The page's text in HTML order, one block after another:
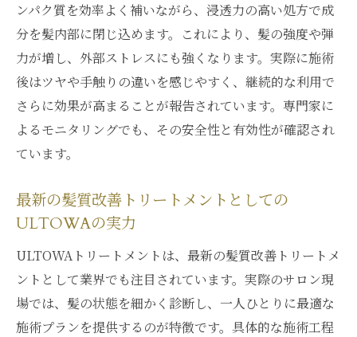
ンパク質を効率よく補いながら、浸透力の高い処方で成
分を髪内部に閉じ込めます。これにより、髪の強度や弾
力が増し、外部ストレスにも強くなります。実際に施術
後はツヤや手触りの違いを感じやすく、継続的な利用で
さらに効果が高まることが報告されています。専門家に
よるモニタリングでも、その安全性と有効性が確認され
ています。
最新の髪質改善トリートメントとしての
ULTOWAの実力
ULTOWAトリートメントは、最新の髪質改善トリートメ
ントとして業界でも注目されています。実際のサロン現
場では、髪の状態を細かく診断し、一人ひとりに最適な
施術プランを提供するのが特徴です。具体的な施術工程